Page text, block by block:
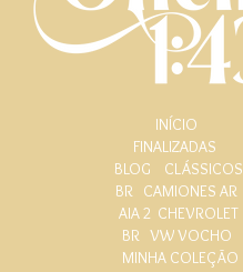
INÍCIO
FINALIZADAS
BLOG
CLÁSSICOS
BR CAMIONES AR
AIA 2 CHEVROLET
BR VW VOCHO
MINHA COLEÇÃO